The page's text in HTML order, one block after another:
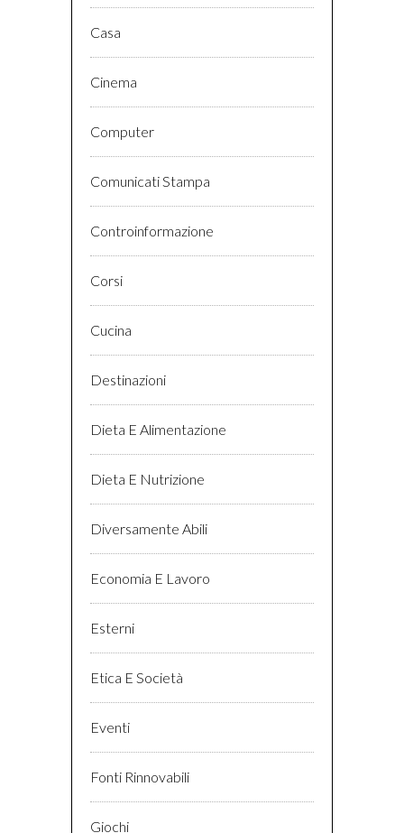
Casa
Cinema
Computer
Comunicati Stampa
Controinformazione
Corsi
Cucina
Destinazioni
Dieta E Alimentazione
Dieta E Nutrizione
Diversamente Abili
Economia E Lavoro
Esterni
Etica E Società
Eventi
Fonti Rinnovabili
Giochi